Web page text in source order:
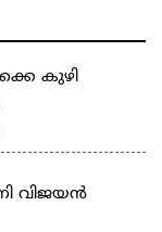
കുഴി
വിജയൻ